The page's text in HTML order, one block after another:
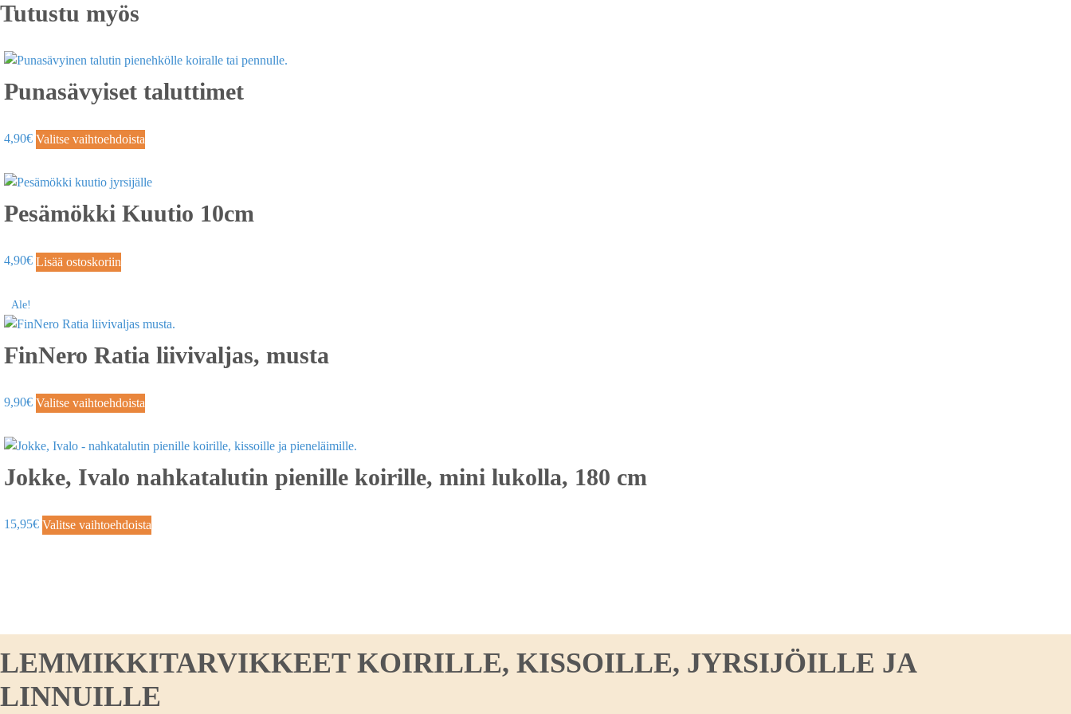
Tutustu myös
Punasävyiset taluttimet
4,90€ Valitse vaihtoehdoista
Pesämökki Kuutio 10cm
4,90€ Lisää ostoskoriin
Ale!
FinNero Ratia liivivaljas, musta
9,90€ Valitse vaihtoehdoista
Jokke, Ivalo nahkatalutin pienille koirille, mini lukolla, 180 cm
15,95€ Valitse vaihtoehdoista
LEMMIKKITARVIKKEET KOIRILLE, KISSOILLE, JYRSIJÖILLE JA
LINNUILLE